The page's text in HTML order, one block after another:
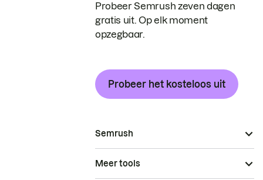
Probeer Semrush zeven dagen
gratis uit. Op elk moment
opzegbaar.
Probeer het kosteloos uit
Semrush
Meer tools